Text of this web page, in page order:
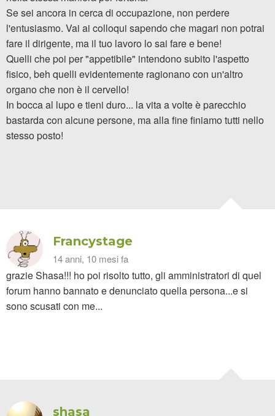
Se sei ancora in cerca di occupazione, non perdere
l'entusiasmo. Vai ai colloqui sapendo che magari non potrai
fare il dirigente, ma il tuo lavoro lo sai fare e bene!
Quelli che poi per "appetibile" intendono subito l'aspetto
fisico, beh quelli evidentemente ragionano con un'altro
organo che non è il cervello!
In bocca al lupo e tieni duro... la vita a volte è parecchio
bastarda con alcune persone, ma alla fine finiamo tutti nello
stesso posto!
Francystage
14 anni, 10 mesi fa
grazie Shasa!!! ho poi risolto tutto, gli amministratori di quel
forum hanno bannato e denunciato quella persona...e si
sono scusati con me...
shasa